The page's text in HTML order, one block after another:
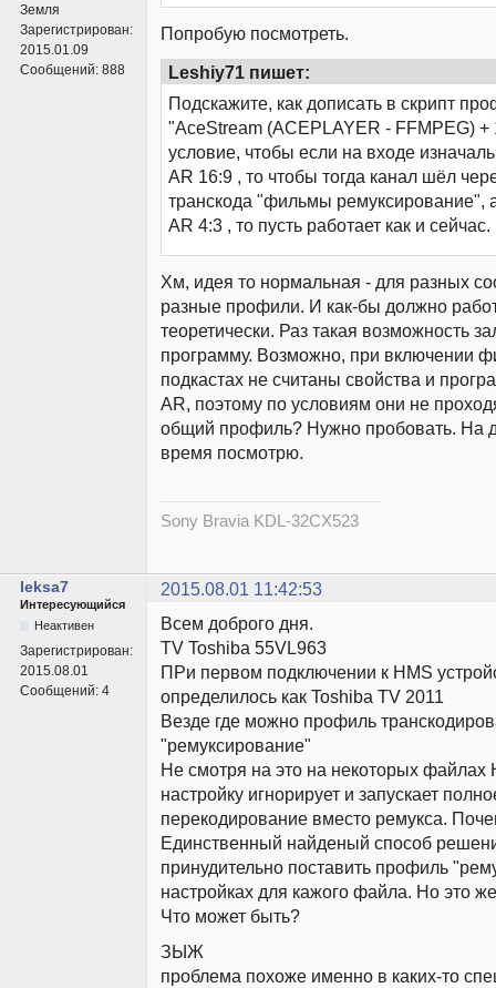
Земля
Зарегистрирован:
2015.01.09
Сообщений: 888
Попробую посмотреть.
Leshiy71 пишет:
Подскажите, как дописать в скрипт
"AceStream (ACEPLAYER - FFMPEG) +
условие, чтобы если на входе
AR 16:9 , то чтобы тогда канал шёл
транскода "фильмы ремуксирование",
AR 4:3 , то пусть работает как и сейчас.
Хм, идея то нормальная - для разных
разные профили. И как-бы должно
теоретически. Раз такая возможность
программу. Возможно, при включении
подкастах не считаны свойства и
AR, поэтому по условиям они не
общий профиль? Нужно пробовать. На
время посмотрю.
Sony Bravia KDL-32CX523
leksa7 2015.08.01 11:42:53
Интересующийся
Неактивен
Зарегистрирован:
2015.08.01
Сообщений: 4
Всем доброго дня.
TV Toshiba 55VL963
ПРи первом подключении к HMS
определилось как Toshiba TV 2011
Везде где можно профиль
"ремуксирование"
Не смотря на это на некоторых файлах
настройку игнорирует и запускает
перекодирование вместо ремукса.
Единственный найденый способ
принудительно поставить профиль
настройках для кажого файла. Но это
Что может быть?
ЗЫЖ
проблема похоже именно в каких-то